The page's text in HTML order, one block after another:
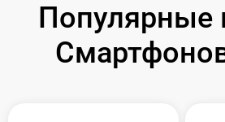
Популярные